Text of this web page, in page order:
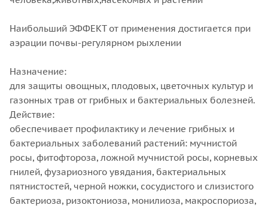
Наибольший ЭФФЕКТ от применения достигается при
аэрации почвы-регулярном рыхлении
Назначение:
для защиты овощных, плодовых, цветочных культур и
газонных трав от грибных и бактериальных болезней.
Действие:
обеспечивает профилактику и лечение грибных и
бактериальных заболеваний растений: мучнистой
росы, фитофтороза, ложной мучнистой росы, корневых
гнилей, фузариозного увядания, бактериальных
пятнистостей, черной ножки, сосудистого и слизистого
бактериоза, ризоктониоза, монилиоза, макроспориоза,